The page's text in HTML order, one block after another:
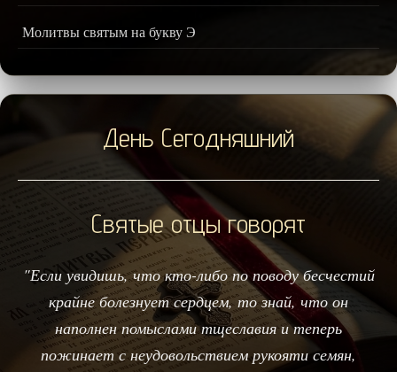
Молитвы святым на букву Э
День Сегодняшний
Святые отцы говорят
"Если увидишь, что кто-либо по поводу бесчестий
крайне болезнует сердцем, то знай, что он
наполнен помыслами тщеславия и теперь
пожинает с неудовольствием рукояти семян,